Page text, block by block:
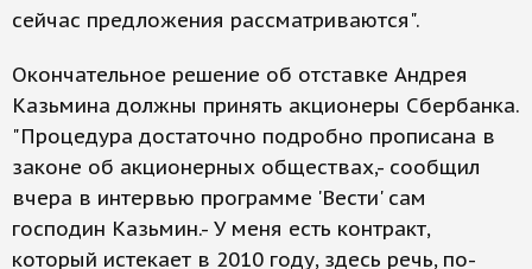
сейчас предложения рассматриваются".
Окончательное решение об отставке Андрея
Казьмина должны принять акционеры Сбербанка.
"Процедура достаточно подробно прописана в
законе об акционерных обществах,- сообщил
вчера в интервью программе 'Вести' сам
господин Казьмин.- У меня есть контракт,
который истекает в 2010 году, здесь речь, по-